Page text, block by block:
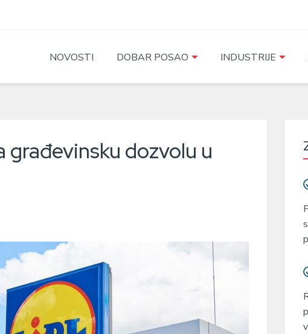
NOVOSTI DOBAR POSAO INDUSTRIJE
građevinsku dozvolu u